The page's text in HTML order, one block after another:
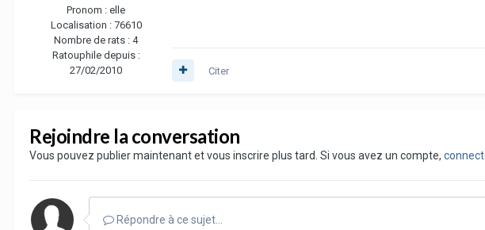
Pronom : elle
Localisation : 76610
Nombre de rats : 4
Ratouphile depuis :
27/02/2010
Citer
Rejoindre la conversation
Vous pouvez publier maintenant et vous inscrire plus tard. Si vous avez un compte,
Répondre à ce sujet…